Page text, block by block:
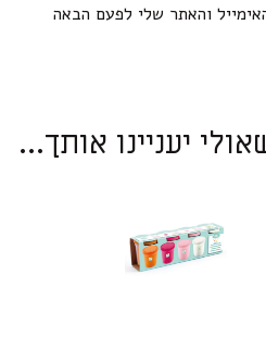
והאתר שלי לפעם הבאה
יעניינו אותך...